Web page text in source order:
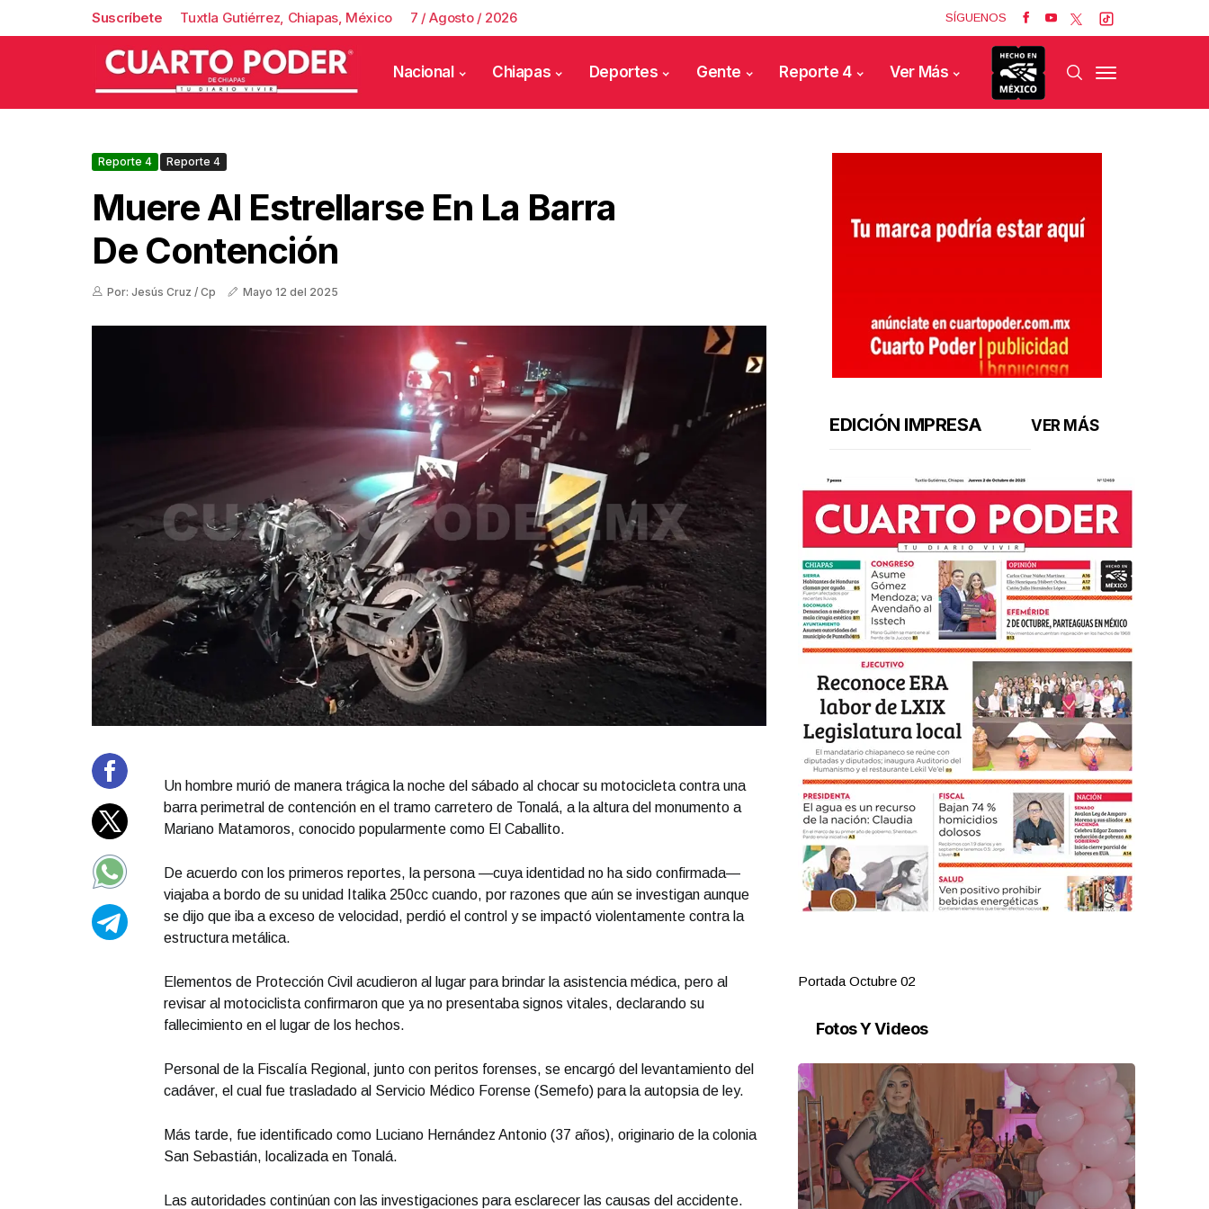
Suscríbete Tuxtla Gutiérrez, Chiapas, México 7 / Agosto / 2026 SÍGUENOS
Nacional Chiapas Deportes Gente Reporte 4 Ver Más
Reporte 4 Reporte 4
Muere Al Estrellarse En La Barra
De Contención
Por: Jesús Cruz / Cp Mayo 12 del 2025
Un hombre murió de manera trágica la noche del sábado al chocar su motocicleta contra una
barra perimetral de contención en el tramo carretero de Tonalá, a la altura del monumento a
Mariano Matamoros, conocido popularmente como El Caballito.
De acuerdo con los primeros reportes, la persona —cuya identidad no ha sido confirmada—
viajaba a bordo de su unidad Italika 250cc cuando, por razones que aún se investigan aunque
se dijo que iba a exceso de velocidad, perdió el control y se impactó violentamente contra la
estructura metálica.
Elementos de Protección Civil acudieron al lugar para brindar la asistencia médica, pero al
revisar al motociclista confirmaron que ya no presentaba signos vitales, declarando su
fallecimiento en el lugar de los hechos.
Personal de la Fiscalía Regional, junto con peritos forenses, se encargó del levantamiento del
cadáver, el cual fue trasladado al Servicio Médico Forense (Semefo) para la autopsia de ley.
Más tarde, fue identificado como Luciano Hernández Antonio (37 años), originario de la colonia
San Sebastián, localizada en Tonalá.
Las autoridades continúan con las investigaciones para esclarecer las causas del accidente.
EDICIÓN IMPRESA VER MÁS
Portada Septiembre 29 Portada Octubre 02
Fotos Y Videos